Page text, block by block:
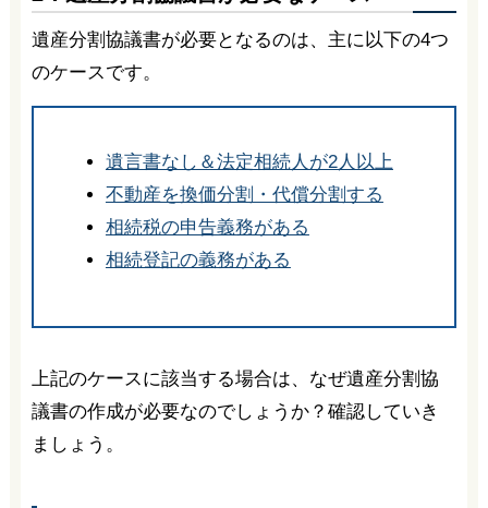
遺産分割協議書が必要となるのは、主に以下の4つ
のケースです。
遺言書なし＆法定相続人が2人以上
不動産を換価分割・代償分割する
相続税の申告義務がある
相続登記の義務がある
上記のケースに該当する場合は、なぜ遺産分割協
議書の作成が必要なのでしょうか？確認していき
ましょう。